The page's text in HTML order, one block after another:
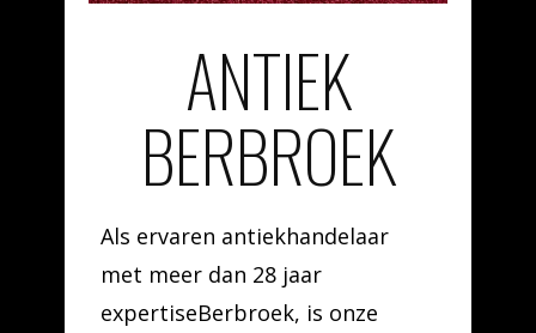
ANTIEK
BERBROEK
Als ervaren antiekhandelaar
met meer dan 28 jaar
expertiseBerbroek, is onze